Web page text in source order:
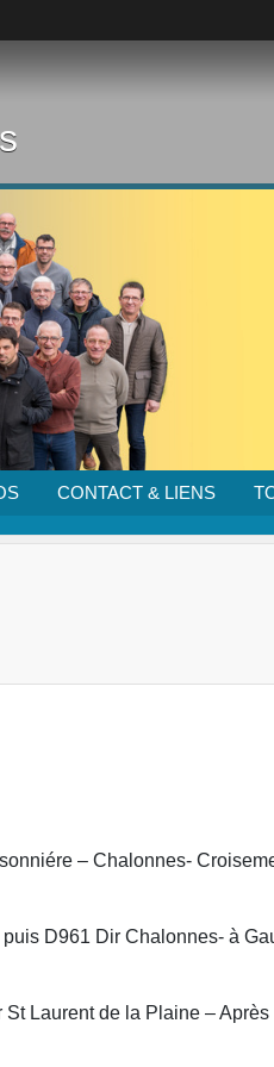
CONTACT & LIENS
– Chalonnes-
D961 Dir Chalonnes- à
Laurent de la Plaine –